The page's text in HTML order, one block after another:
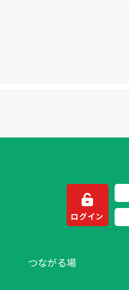
ログイン
つながる場